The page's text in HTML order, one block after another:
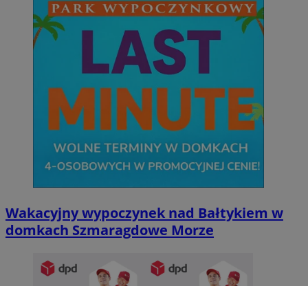
Wakacyjny wypoczynek nad Bałtykiem w
domkach Szmaragdowe Morze